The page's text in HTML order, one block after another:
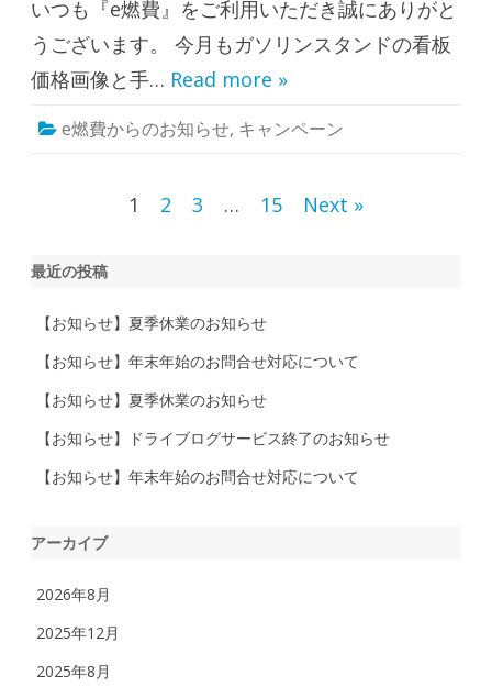
】
夏
休
み
コ
は
いつも『e燃費』をご利用いただき誠にありがと
うございます。 今月もガソリンスタンドの看板
価格画像と手… Read more »
e燃費からのお知らせ, キャンペーン
ナ
ビ
ゲ
ー
シ
ョ
1 2 3 … 15 Next »
最近の投稿
【お知らせ】夏季休業のお知らせ
【お知らせ】年末年始のお問合せ対応について
【お知らせ】夏季休業のお知らせ
【お知らせ】ドライブログサービス終了のお知らせ
【お知らせ】年末年始のお問合せ対応について
アーカイブ
2026年8月
2025年12月
2025年8月